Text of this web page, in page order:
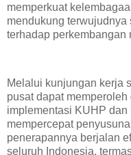
memperkuat
mendukung
terhadap perkembangan
Melalui kunjungan kerja
pusat dapat
implementasi KUHP
mempercepat
penerapannya berjalan
seluruh Indonesia,